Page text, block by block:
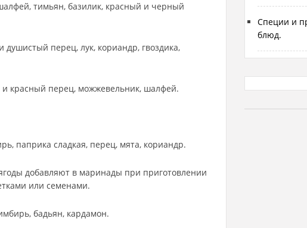
тимьян, базилик, красный и черный
перец, лук, кориандр, гвоздика,
красный перец, можжевельник, шалфей.
паприка сладкая, перец, мята, кориандр.
добавляют в маринады при приготовлении
или семенами.
бадьян, кардамон.
Специи и
блюд.